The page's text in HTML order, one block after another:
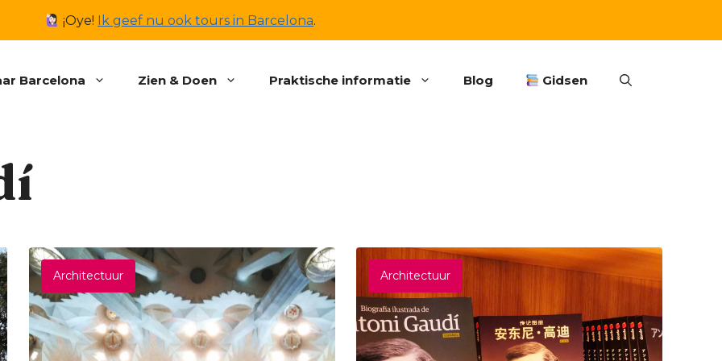
¡Oye! Ik geef nu ook tours in Barcelona.
Barcelona Zien & Doen Praktische informatie Blog Gidsen
Architectuur Architectuur